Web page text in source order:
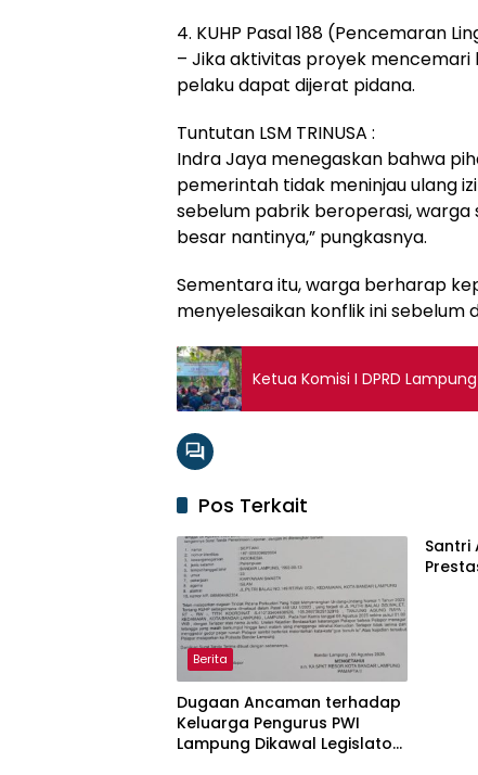
4. KUHP Pasal 188 (Pencemaran
– Jika aktivitas proyek
pelaku dapat dijerat pidana.
Tuntutan LSM TRINUSA :
Indra Jaya menegaskan bahwa
pemerintah tidak meninjau ulang
sebelum pabrik beroperasi, warga
besar nantinya,” pungkasnya.
Sementara itu, warga berharap
menyelesaikan konflik ini sebelum
Ketua Komisi I DPRD
Pos Terkait
Berita
Dugaan Ancaman terhadap
Keluarga Pengurus PWI
Lampung Dikawal Legislator
Santri